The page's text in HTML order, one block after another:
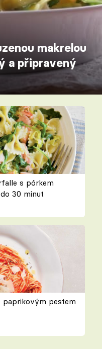
makrelou
a připravený
s pórkem
30 minut
paprikovým pestem